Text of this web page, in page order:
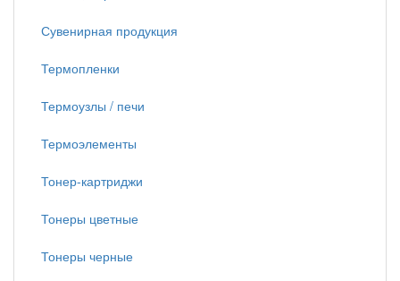
Сувенирная продукция
Термопленки
Термоузлы / печи
Термоэлементы
Тонер-картриджи
Тонеры цветные
Тонеры черные